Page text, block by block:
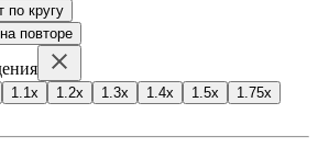
по кругу
повторе
1.1x 1.2x 1.3x 1.4x 1.5x
1.75x